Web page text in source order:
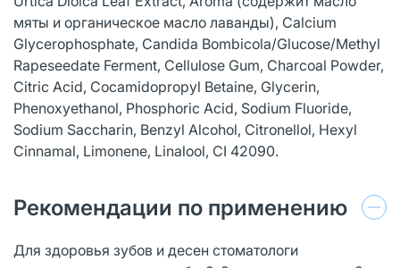
мяты и органическое масло лаванды), Calcium
Glycerophosphate, Candida Bombicola/Glucose/Methyl
Rapeseedate Ferment, Cellulose Gum, Charcoal Powder,
Citric Acid, Cocamidopropyl Betaine, Glycerin,
Phenoxyethanol, Phosphoric Acid, Sodium Fluoride,
Sodium Saccharin, Benzyl Alcohol, Citronellol, Hexyl
Cinnamal, Limonene, Linalool, CI 42090.
Рекомендации по применению
Для здоровья зубов и десен стоматологи